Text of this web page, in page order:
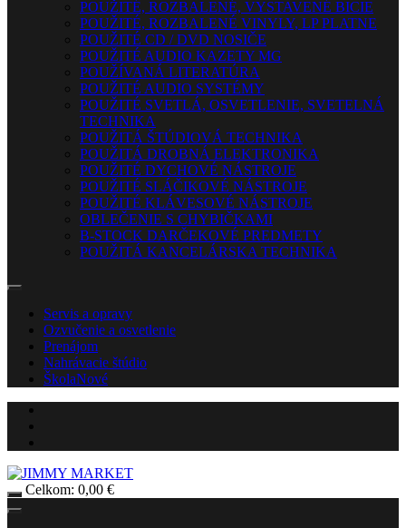
POUŽITÉ, ROZBALENÉ, VYSTAVENÉ BICIE
POUŽITÉ, ROZBALENÉ VINYLY, LP PLATNE
POUŽITÉ CD / DVD NOSIČE
POUŽITÉ AUDIO KAZETY MG
POUŽÍVANÁ LITERATÚRA
POUŽITÉ AUDIO SYSTÉMY
POUŽITÉ SVETLÁ, OSVETLENIE, SVETELNÁ
TECHNIKA
POUŽITÁ ŠTÚDIOVÁ TECHNIKA
POUŽITÁ DROBNÁ ELEKTRONIKA
POUŽITÉ DYCHOVÉ NÁSTROJE
POUŽITÉ SLÁČIKOVÉ NÁSTROJE
POUŽITÉ KLÁVESOVÉ NÁSTROJE
OBLEČENIE S CHYBIČKAMI
B-STOCK DARČEKOVÉ PREDMETY
POUŽITÁ KANCELÁRSKA TECHNIKA
Servis a opravy
Ozvučenie a osvetlenie
Prenájom
Nahrávacie štúdio
ŠkolaNové
Celkom: 0,00 €